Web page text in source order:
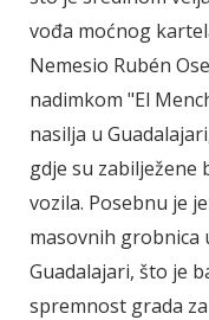
vođa moćnog
Nemesio Rubén
nadimkom "El
nasilja u
gdje su zabilježene
vozila. Posebnu je
masovnih grobnica
Guadalajari, što je
spremnost grada